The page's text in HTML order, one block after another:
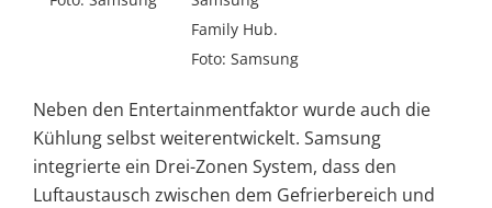
Family Hub.
Foto: Samsung
Neben den Entertainmentfaktor wurde auch die
Kühlung selbst weiterentwickelt. Samsung
integrierte ein Drei-Zonen System, dass den
Luftaustausch zwischen dem Gefrierbereich und